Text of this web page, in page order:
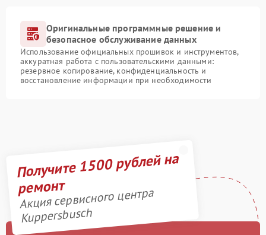
Оригинальные программные решение и
безопасное обслуживание данных
Использование официальных прошивок и инструментов,
аккуратная работа с пользовательскими данными:
резервное копирование, конфиденциальность и
восстановление информации при необходимости
Получите 1500 рублей на
ремонт
Акция сервисного центра
Kuppersbusch